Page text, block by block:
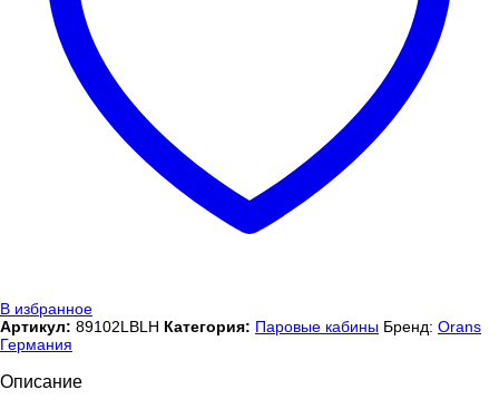
В избранное
Артикул: 89102LBLH Категория: Паровые кабины Бренд: Orans
Германия
Описание